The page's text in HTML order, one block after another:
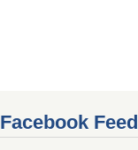
Facebook Feed